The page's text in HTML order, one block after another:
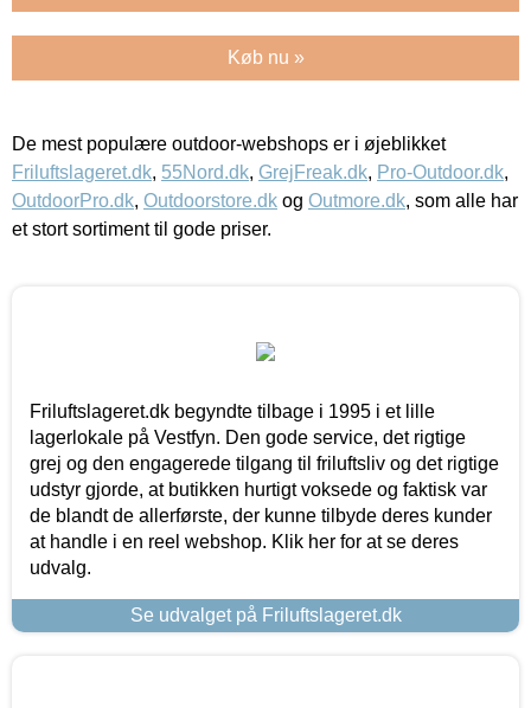
Køb nu »
De mest populære outdoor-webshops er i øjeblikket
Friluftslageret.dk, 55Nord.dk, GrejFreak.dk, Pro-Outdoor.dk,
OutdoorPro.dk, Outdoorstore.dk og Outmore.dk, som alle har
et stort sortiment til gode priser.
Friluftslageret.dk begyndte tilbage i 1995 i et lille
lagerlokale på Vestfyn. Den gode service, det rigtige
grej og den engagerede tilgang til friluftsliv og det rigtige
udstyr gjorde, at butikken hurtigt voksede og faktisk var
de blandt de allerførste, der kunne tilbyde deres kunder
at handle i en reel webshop. Klik her for at se deres
udvalg.
Se udvalget på Friluftslageret.dk